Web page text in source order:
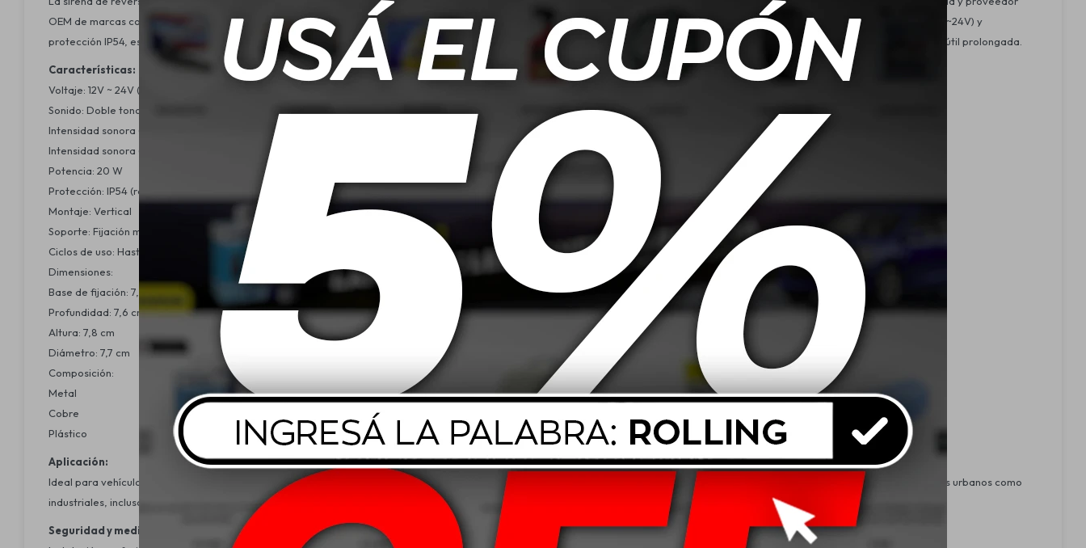
OEM de marcas como BMW, Mercedes-Benz, Audi y Volkswagen, esta sirena garantiza durabilidad, seguridad y alto rendimiento. Con sonido de doble tono, funcionamiento bi-volt (12V~24V) y
protección IP54, es ideal para vehículos comerciales, utilitarios o maquinaria que opera en entornos exigentes. Soporta hasta 50.000 ciclos sin mantenimiento, lo que asegura una vida útil prolongada.
Características:
Voltaje: 12V ~ 24V (bi-volt)
Sonido: Doble tono
Intensidad sonora (día): 110 dB
Intensidad sonora (noche): 80 dB
Potencia: 20 W
Protección: IP54 (resistente al polvo y salpicaduras de agua)
Montaje: Vertical
Soporte: Fijación mediante tornillos
Ciclos de uso: Hasta 50.000 sin necesidad de mantenimiento
Dimensiones:
Base de fijación: 7,8 cm
Profundidad: 7,6 cm
Altura: 7,8 cm
Diámetro: 7,7 cm
Composición:
Metal
Cobre
Plástico
Aplicación:
Ideal para vehículos comerciales, utilitarios, maquinaria pesada o cualquier unidad que requiera señal sonora clara al retroceder. Diseñada para operar con eficiencia tanto en entornos urbanos como
industriales, incluso bajo condiciones climáticas moderadas.
Seguridad y medio ambiente: